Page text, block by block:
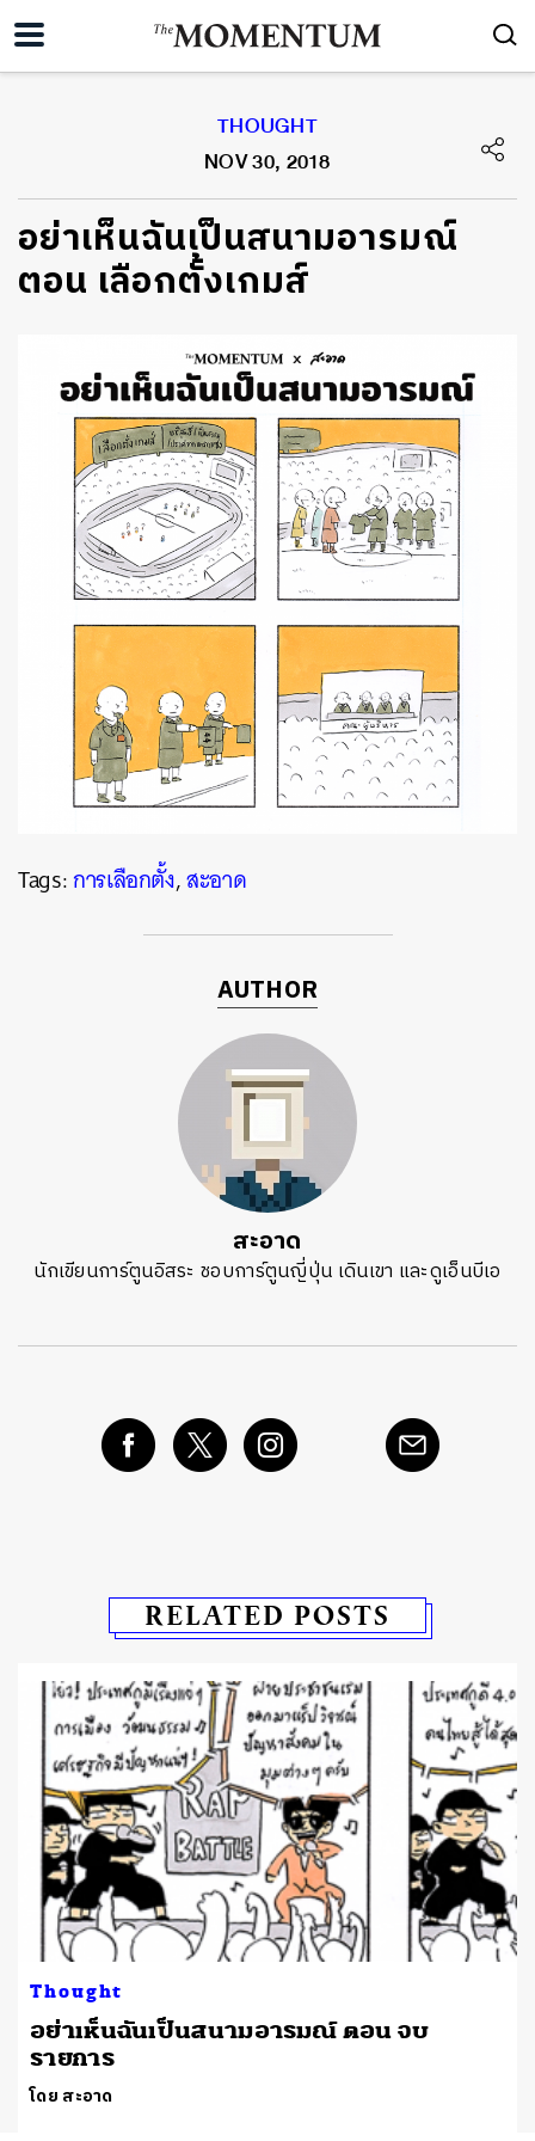
THOUGHT
NOV 30, 2018
อย่าเห็นฉันเป็นสนามอารมณ์
ตอน เลือกตั้งเกมส์
Tags:การเลือกตั้ง,สะอาด
AUTHOR
สะอาด
นักเขียนการ์ตูนอิสระ ชอบการ์ตูนญี่ปุ่น เดินเขา และดูเอ็นบีเอ
RELATED POSTS
Thought
อย่าเห็นฉันเป็นสนามอารมณ์ ตอน จบ
รายการ
โดย สะอาด
TWEET LINE